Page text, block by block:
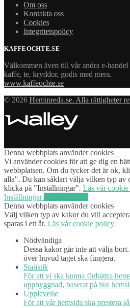
Om oss
Kontakta oss
Cookies
Integritetspolicy
KAFFEOCHTE.SE
Välkommen även till vår andra e-handel
kaffe, te, kryddor, godis med mera.
www.kaffeochte.se
© 2026 Heminreda.se. Alla rättigheter
Denna webbplats använder cookies
Vi använder cookies för att ge dig en
webbplatsen. Om du tycker det är ok,
alla". Du kan såklart välja vilken typ av
klicka på "Inställningar". Läs vår
Inställningar
Denna webbplats använder cookies
Välj vilken typ av kakor du vill
sparas i ett år. Läs vår cookie policy
Nödvändiga
Dessa kakor går inte att välja
över huvud taget ska fungera.
Statistik
För att vi ska kunna förbättra
uppbyggnad, baserat på hur
Upplevelse
För att vår hemsida ska prestera